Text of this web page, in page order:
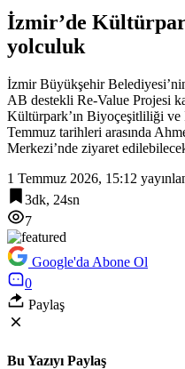
İzmir’de
yolculuk
İzmir Büyükşehir
AB destekli Re-Value Projesi
Kültürpark’ın Biyoçeşitliliği
Temmuz tarihleri arasında
Merkezi’nde ziyaret
1 Temmuz 2026, 15:12
3dk, 24sn
7
Google'da Abone Ol
0
Paylaş
Bu Yazıyı Paylaş